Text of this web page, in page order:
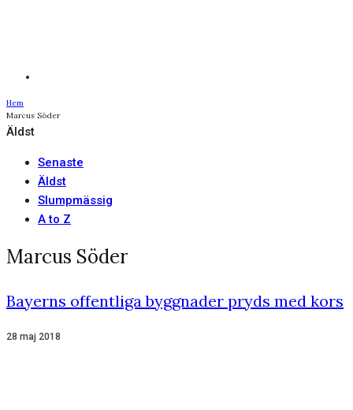
Hem
Marcus Söder
Äldst
Senaste
Äldst
Slumpmässig
A to Z
Marcus Söder
Bayerns offentliga byggnader pryds med kors
28 maj 2018